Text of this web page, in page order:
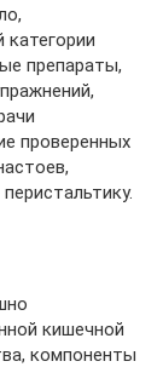
препараты,
проверенных
кишечной
компоненты